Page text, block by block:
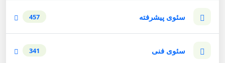
سئوی پیشرفته 457
سئوی فنی 341